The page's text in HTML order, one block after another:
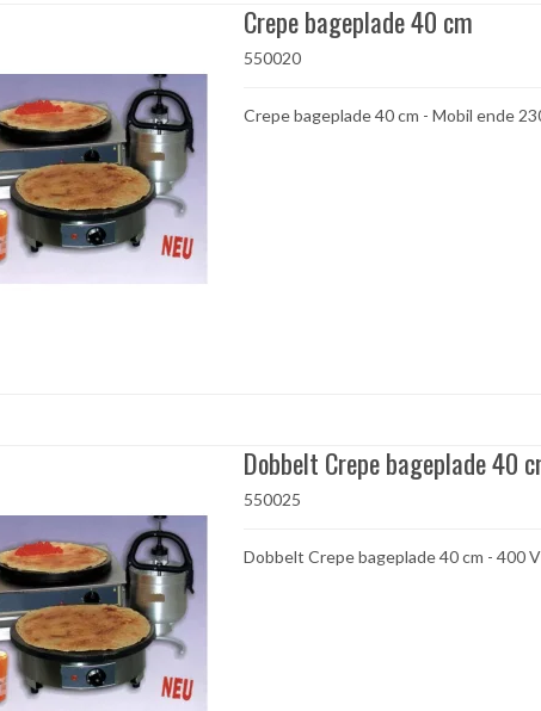
Crepe bageplade 40 cm
550020
Crepe bageplade 40 cm - Mobil ende
Dobbelt Crepe bageplade 40
550025
Dobbelt Crepe bageplade 40 cm - 400 V